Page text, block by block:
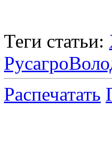
Теги статьи:
Русагро
Распечатать